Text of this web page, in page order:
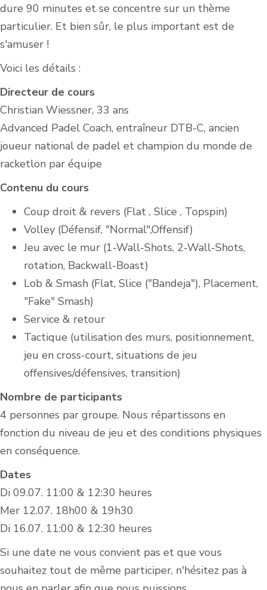
dure 90 minutes et se concentre sur un thème
particulier. Et bien sûr, le plus important est de
s'amuser !
Voici les détails :
Directeur de cours
Christian Wiessner, 33 ans
Advanced Padel Coach, entraîneur DTB-C, ancien
joueur national de padel et champion du monde de
racketlon par équipe
Contenu du cours
Coup droit & revers (Flat , Slice , Topspin)
Volley (Défensif, "Normal",Offensif)
Jeu avec le mur (1-Wall-Shots, 2-Wall-Shots,
rotation, Backwall-Boast)
Lob & Smash (Flat, Slice ("Bandeja"), Placement,
"Fake" Smash)
Service & retour
Tactique (utilisation des murs, positionnement,
jeu en cross-court, situations de jeu
offensives/défensives, transition)
Nombre de participants
4 personnes par groupe. Nous répartissons en
fonction du niveau de jeu et des conditions physiques
en conséquence.
Dates
Di 09.07. 11:00 & 12:30 heures
Mer 12.07. 18h00 & 19h30
Di 16.07. 11:00 & 12:30 heures
Si une date ne vous convient pas et que vous
souhaitez tout de même participer, n'hésitez pas à